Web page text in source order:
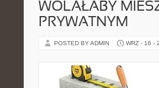
WOLAŁABY
PRYWATNYM
POSTED BY ADMIN WRZ - 16 -